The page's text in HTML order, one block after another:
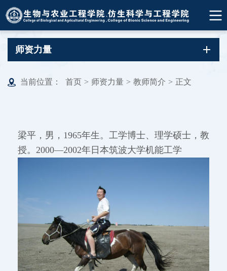
师资力量
当前位置： 首页 > 师资力量 > 教师简介 > 正文
梁平，男，1965年生。工学博士、理学硕士，教
授。2000—2002年日本筑波大学机能工学